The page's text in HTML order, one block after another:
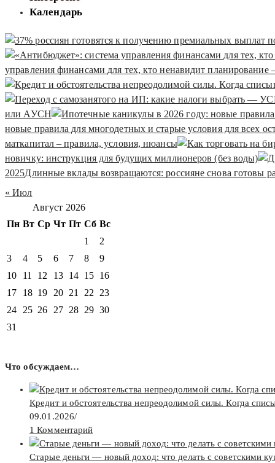
Календарь
управления финансами для тех, кто ненавидит планирование
или АУСН
новые правила для многодетных и старые условия для всех
маткапитал – правила, условия, нюансы
новичку: инструкция для будущих миллионеров (без воды)
2025Длинные вклады возвращаются: россияне снова готовы
« Июл
Август 2026
Пн Вт Ср Чт Пт Сб Вс
1
2
3
4 5 6 7 8
9
10
11 12 13 14 15 16
17
18 19 20 21 22
23
24
25 26 27 28 29 30
31
Что обсуждаем…
Кредит и обстоятельства непреодолимой силы. Когда
09.01.2026/
1 Комментарий
Старые деньги — новый доход: что делать с советскими